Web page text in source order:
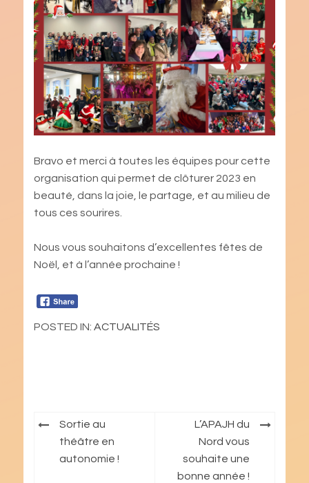
Bravo et merci à toutes les équipes pour cette
organisation qui permet de clôturer 2023 en
beauté, dans la joie, le partage, et au milieu de
tous ces sourires.
Nous vous souhaitons d’excellentes fêtes de
Noël, et à l’année prochaine !
POSTED IN: ACTUALITÉS
Navigation
l’article
Sortie au
théâtre en
autonomie !
L’APAJH du
Nord vous
souhaite une
bonne année !